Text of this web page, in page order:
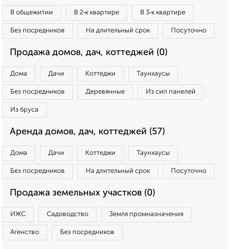
В общежитии В 2‑к квартире В 3‑к квартире
Без посредников На длительный срок Посуточно
Продажа домов, дач, коттеджей (0)
Дома Дачи Коттеджи Таунхаусы
Без посредников Деревянные Из сип панелей
Из бруса
Аренда домов, дач, коттеджей (57)
Дома Дачи Коттеджи Таунхаусы
Без посредников На длительный срок Посуточно
Продажа земельных участков (0)
ИЖС Садоводство Земля промназначения
Агенство Без посредников